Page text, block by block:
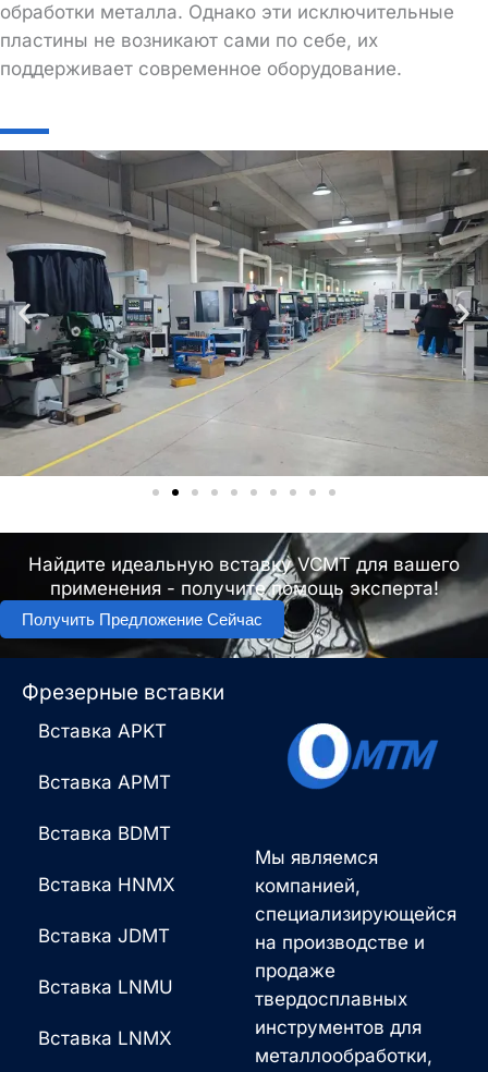
обработки металла. Однако эти исключительные
пластины не возникают сами по себе, их
поддерживает современное оборудование.
Найдите идеальную вставку VCMT для вашего
применения - получите помощь эксперта!
Получить Предложение Сейчас
Мы являемся
компанией,
специализирующейся
на производстве и
продаже
твердосплавных
инструментов для
металлообработки,
Фрезерные вставки
Вставка APKT
Вставка APMT
Вставка BDMT
Вставка HNMX
Вставка JDMT
Вставка LNMU
Вставка LNMX